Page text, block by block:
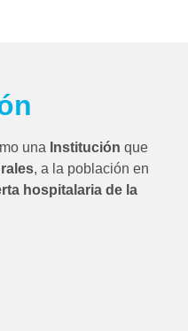
una Institución que
, a la población en
hospitalaria de la